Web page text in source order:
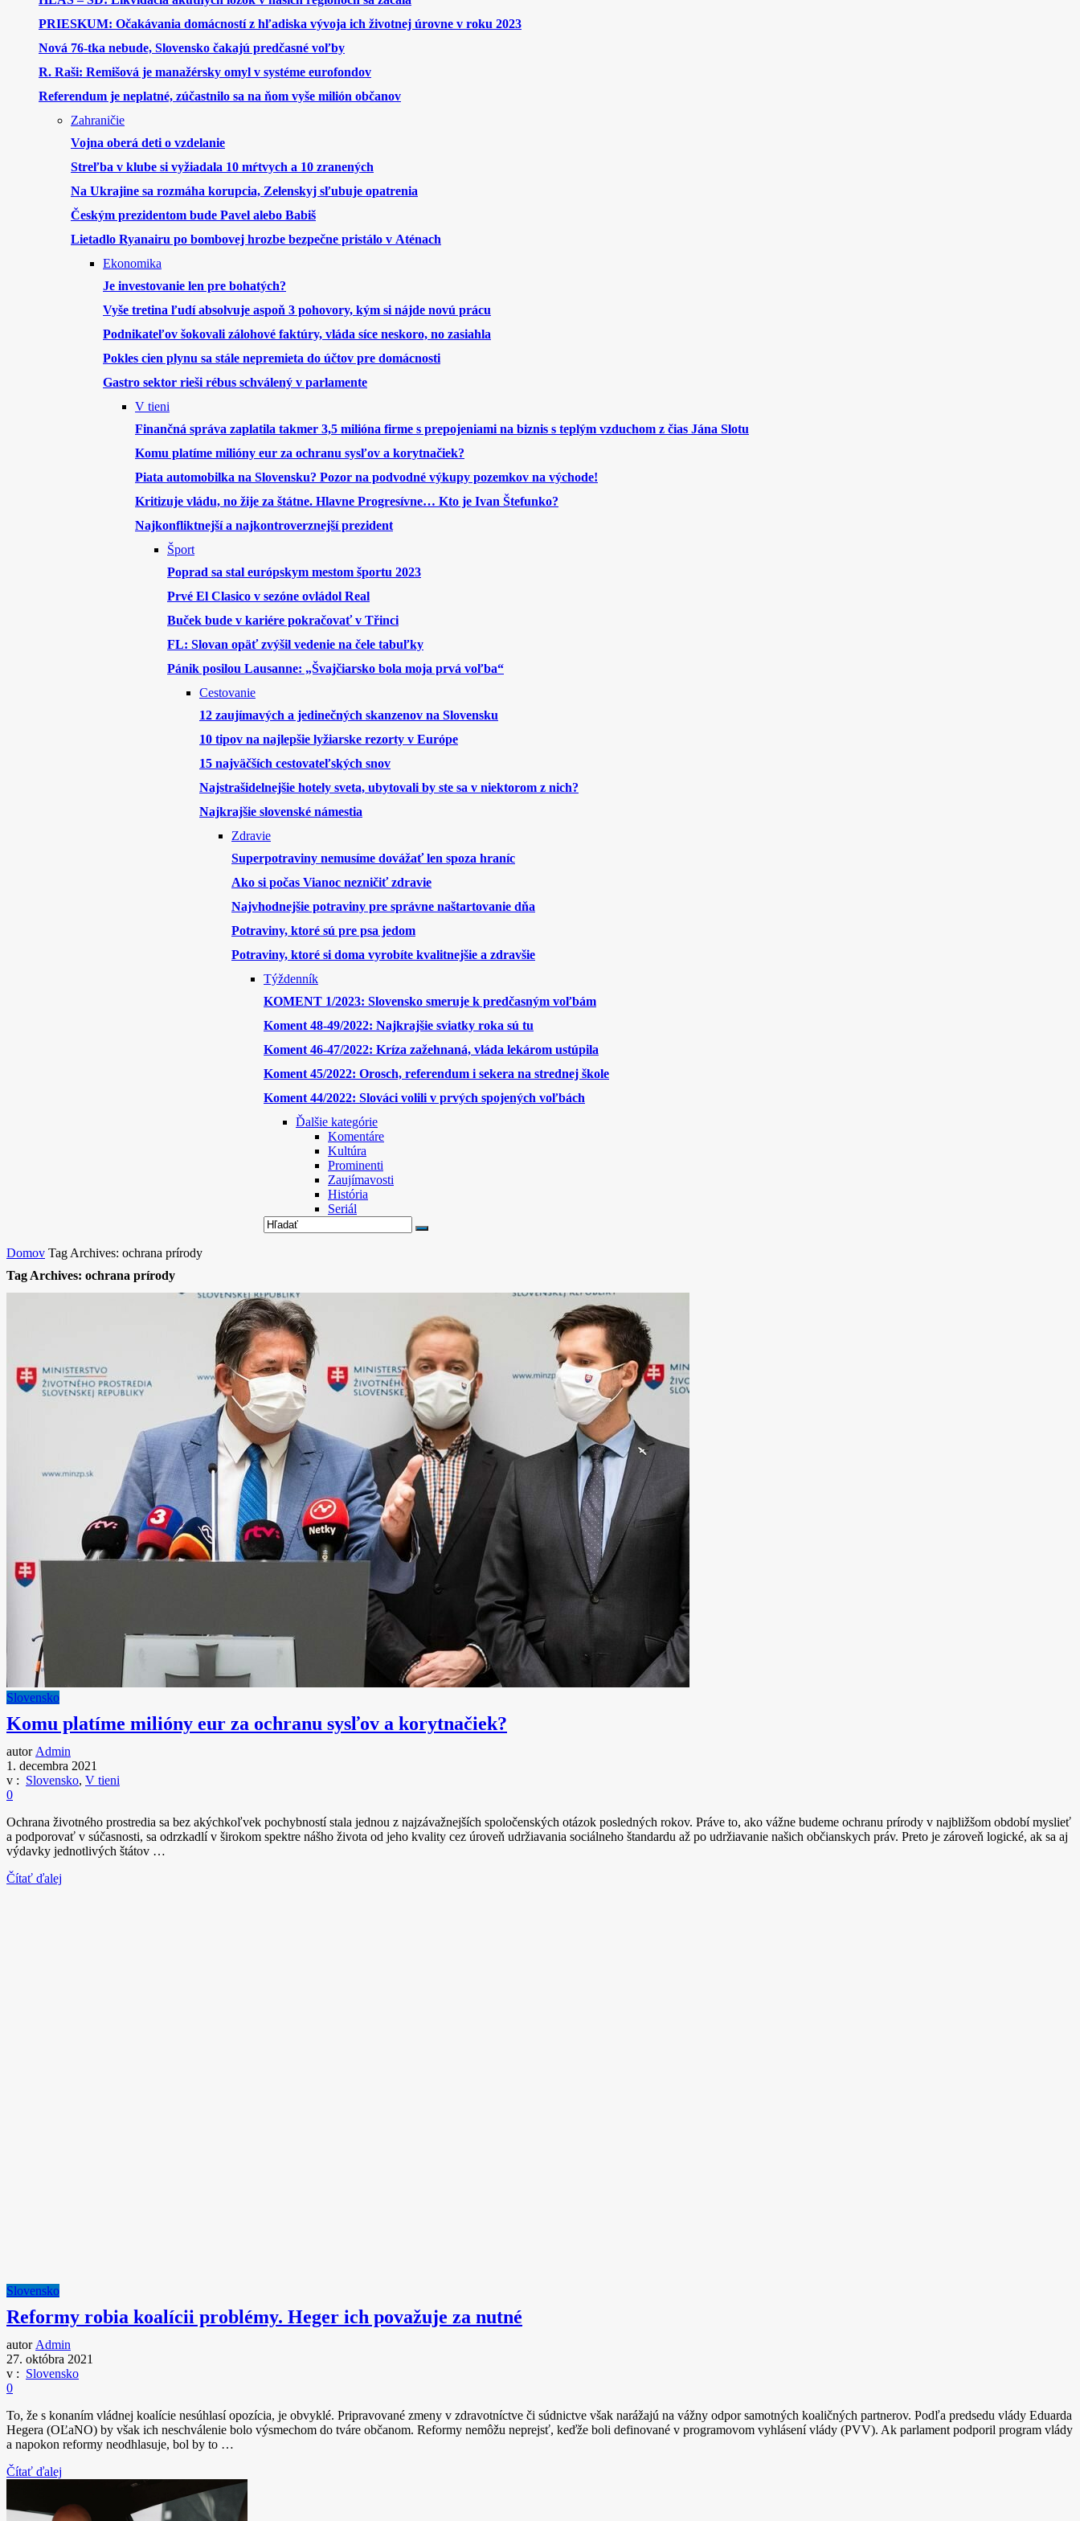
PRIESKUM: Očakávania domácností z hľadiska vývoja ich životnej úrovne v roku 2023
Nová 76-tka nebude, Slovensko čakajú predčasné voľby
R. Raši: Remišová je manažérsky omyl v systéme eurofondov
Referendum je neplatné, zúčastnilo sa na ňom vyše milión občanov
Zahraničie
Vojna oberá deti o vzdelanie
Streľba v klube si vyžiadala 10 mŕtvych a 10 zranených
Na Ukrajine sa rozmáha korupcia, Zelenskyj sľubuje opatrenia
Českým prezidentom bude Pavel alebo Babiš
Lietadlo Ryanairu po bombovej hrozbe bezpečne pristálo v Aténach
Ekonomika
Je investovanie len pre bohatých?
Vyše tretina ľudí absolvuje aspoň 3 pohovory, kým si nájde novú prácu
Podnikateľov šokovali zálohové faktúry, vláda síce neskoro, no zasiahla
Pokles cien plynu sa stále nepremieta do účtov pre domácnosti
Gastro sektor rieši rébus schválený v parlamente
V tieni
Finančná správa zaplatila takmer 3,5 milióna firme s prepojeniami na biznis s teplým vzduchom z čias Jána Slotu
Komu platíme milióny eur za ochranu sysľov a korytnačiek?
Piata automobilka na Slovensku? Pozor na podvodné výkupy pozemkov na východe!
Kritizuje vládu, no žije za štátne. Hlavne Progresívne… Kto je Ivan Štefunko?
Najkonfliktnejší a najkontroverznejší prezident
Šport
Poprad sa stal európskym mestom športu 2023
Prvé El Clasico v sezóne ovládol Real
Buček bude v kariére pokračovať v Třinci
FL: Slovan opäť zvýšil vedenie na čele tabuľky
Pánik posilou Lausanne: „Švajčiarsko bola moja prvá voľba“
Cestovanie
12 zaujímavých a jedinečných skanzenov na Slovensku
10 tipov na najlepšie lyžiarske rezorty v Európe
15 najväčších cestovateľských snov
Najstrašidelnejšie hotely sveta, ubytovali by ste sa v niektorom z nich?
Najkrajšie slovenské námestia
Zdravie
Superpotraviny nemusíme dovážať len spoza hraníc
Ako si počas Vianoc nezničiť zdravie
Najvhodnejšie potraviny pre správne naštartovanie dňa
Potraviny, ktoré sú pre psa jedom
Potraviny, ktoré si doma vyrobíte kvalitnejšie a zdravšie
Týždenník
KOMENT 1/2023: Slovensko smeruje k predčasným voľbám
Koment 48-49/2022: Najkrajšie sviatky roka sú tu
Koment 46-47/2022: Kríza zažehnaná, vláda lekárom ustúpila
Koment 45/2022: Orosch, referendum i sekera na strednej škole
Koment 44/2022: Slováci volili v prvých spojených voľbách
Ďalšie kategórie
Komentáre
Kultúra
Prominenti
Zaujímavosti
História
Seriál
Domov Tag Archives: ochrana prírody
Tag Archives: ochrana prírody
Slovensko
Komu platíme milióny eur za ochranu sysľov a korytnačiek?
autor Admin
1. decembra 2021
v : Slovensko, V tieni
0
Ochrana životného prostredia sa bez akýchkoľvek pochybností stala jednou z najzávažnejších spoločenských otázok posledných rokov. Práve to, ako vážne budeme ochranu prírody v najbližšom období myslieť
a podporovať v súčasnosti, sa odrzkadlí v širokom spektre nášho života od jeho kvality cez úroveň udržiavania sociálneho štandardu až po udržiavanie našich občianskych práv. Preto je zároveň logické, ak sa aj
výdavky jednotlivých štátov …
Čítať ďalej
Slovensko
Reformy robia koalícii problémy. Heger ich považuje za nutné
autor Admin
27. októbra 2021
v : Slovensko
0
To, že s konaním vládnej koalície nesúhlasí opozícia, je obvyklé. Pripravované zmeny v zdravotníctve či súdnictve však narážajú na vážny odpor samotných koaličných partnerov. Podľa predsedu vlády Eduarda
Hegera (OĽaNO) by však ich neschválenie bolo výsmechom do tváre občanom. Reformy nemôžu neprejsť, keďže boli definované v programovom vyhlásení vlády (PVV). Ak parlament podporil program vlády
a napokon reformy neodhlasuje, bol by to …
Čítať ďalej